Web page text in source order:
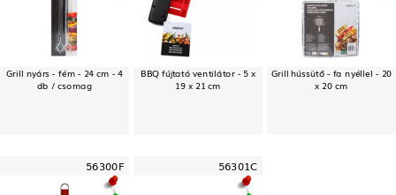
Grill nyárs - fém - 24 cm - 4
db / csomag
BBQ fújtató ventilátor - 5 x
19 x 21 cm
Grill hússütő - fa nyéllel - 20
x 20 cm
56300F 56301C